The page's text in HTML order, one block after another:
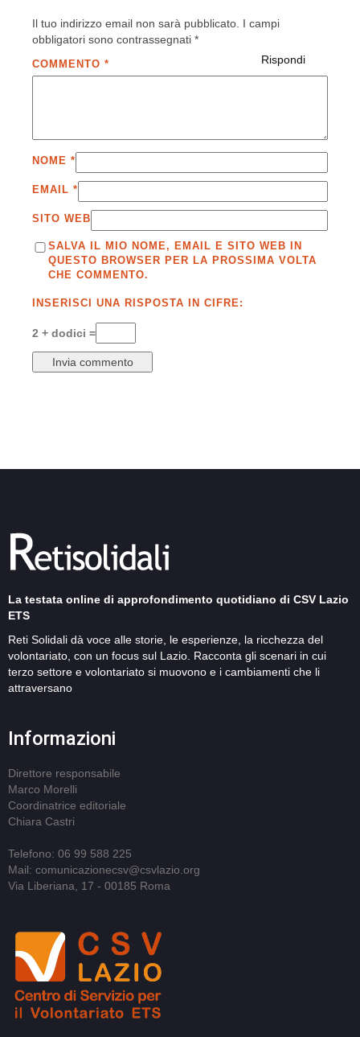
Rispondi
Il tuo indirizzo email non sarà pubblicato. I campi
obbligatori sono contrassegnati *
COMMENTO *
NOME *
EMAIL *
SITO WEB
SALVA IL MIO NOME, EMAIL E SITO WEB IN
QUESTO BROWSER PER LA PROSSIMA VOLTA
CHE COMMENTO.
INSERISCI UNA RISPOSTA IN CIFRE:
2 + dodici =
La testata online di approfondimento quotidiano di CSV Lazio
ETS
Reti Solidali dà voce alle storie, le esperienze, la ricchezza del
volontariato, con un focus sul Lazio. Racconta gli scenari in cui
terzo settore e volontariato si muovono e i cambiamenti che li
attraversano
Informazioni
Direttore responsabile
Marco Morelli
Coordinatrice editoriale
Chiara Castri
Telefono: 06 99 588 225
Mail: comunicazionecsv@csvlazio.org
Via Liberiana, 17 - 00185 Roma